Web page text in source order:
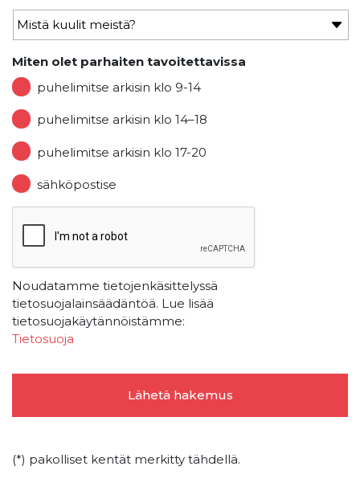
Miten olet parhaiten tavoitettavissa
puhelimitse arkisin klo 9-14
puhelimitse arkisin klo 14–18
puhelimitse arkisin klo 17-20
sähköpostise
Noudatamme tietojenkäsittelyssä
tietosuojalainsäädäntöä. Lue lisää
tietosuojakäytännöistämme:
Tietosuoja
(*) pakolliset kentät merkitty tähdellä.